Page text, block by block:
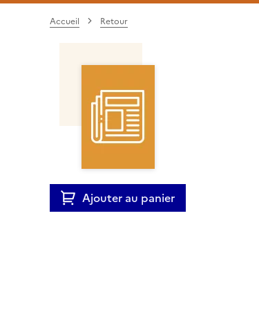
Accueil Retour
Ajouter au panier